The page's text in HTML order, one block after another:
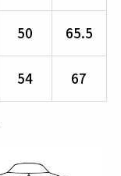
50 65.5
54 67